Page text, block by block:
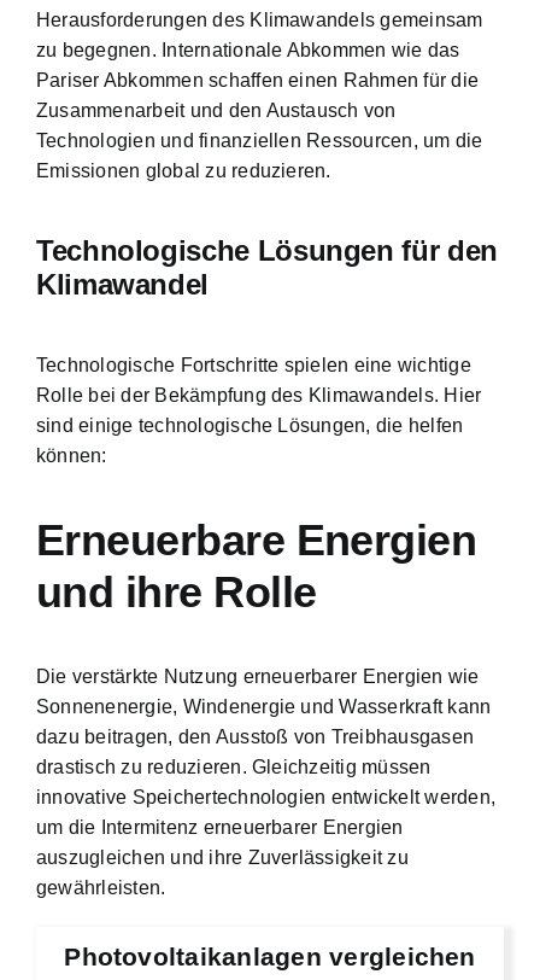
Herausforderungen des Klimawandels gemeinsam
zu begegnen. Internationale Abkommen wie das
Pariser Abkommen schaffen einen Rahmen für die
Zusammenarbeit und den Austausch von
Technologien und finanziellen Ressourcen, um die
Emissionen global zu reduzieren.
Technologische Lösungen für den
Klimawandel
Technologische Fortschritte spielen eine wichtige
Rolle bei der Bekämpfung des Klimawandels. Hier
sind einige technologische Lösungen, die helfen
können:
Erneuerbare Energien
und ihre Rolle
Die verstärkte Nutzung erneuerbarer Energien wie
Sonnenenergie, Windenergie und Wasserkraft kann
dazu beitragen, den Ausstoß von Treibhausgasen
drastisch zu reduzieren. Gleichzeitig müssen
innovative Speichertechnologien entwickelt werden,
um die Intermitenz erneuerbarer Energien
auszugleichen und ihre Zuverlässigkeit zu
gewährleisten.
Photovoltaikanlagen vergleichen